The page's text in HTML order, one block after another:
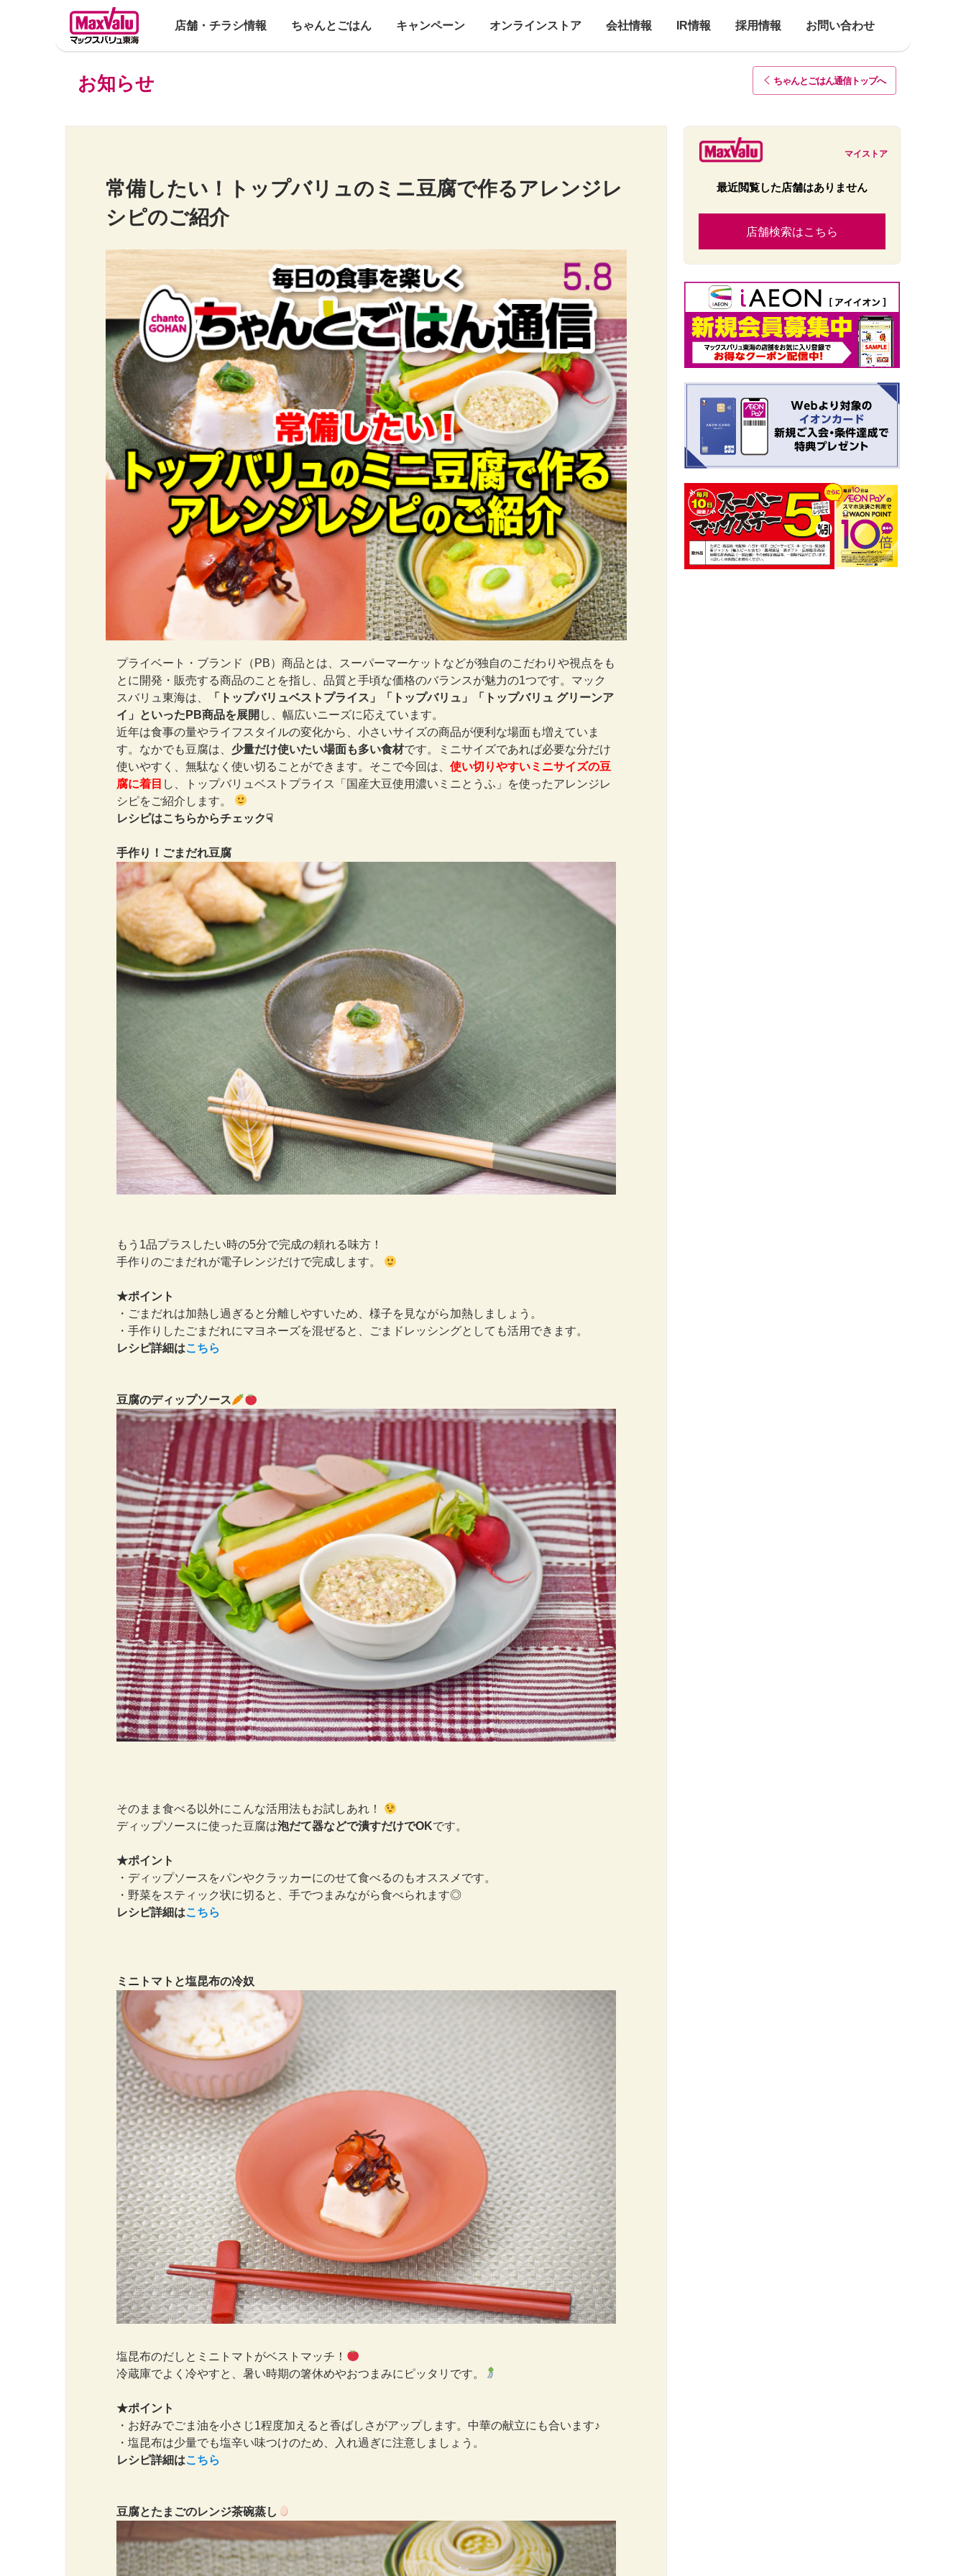
店舗・チラシ情報 ちゃんとごはん キャンペーン オンラインストア 会社情報 IR情報 採用情報 お問い合わせ
お知らせ ちゃんとごはん通信トップへ
常備したい！トップバリュのミニ豆腐で作るアレンジレ
シピのご紹介
プライベート・ブランド（PB）商品とは、スーパーマーケットなどが独自のこだわりや視点をも
とに開発・販売する商品のことを指し、品質と手頃な価格のバランスが魅力の1つです。マック
スバリュ東海は、
「トップバリュベストプライス」「トップバリュ」「トップバリュ グリーンア
イ」といったPB商品を展開 し、幅広いニーズに応えています。
近年は食事の量やライフスタイルの変化から、小さいサイズの商品が便利な場面も増えていま
す。なかでも豆腐は、 少量だけ使いたい場面も多い食材です。ミニサイズであれば必要な分だけ
使いやすく、無駄なく使い切ることができます。そこで今回は、 使い切りやすいミニサイズの豆
腐に着目 し、トップバリュベストプライス「国産大豆使用濃いミニとうふ」を使ったアレンジレ
シピをご紹介します。
レシピはこちらからチェック☟
手作り！ごまだれ豆腐
もう1品プラスしたい時の5分で完成の頼れる味方！
手作りのごまだれが電子レンジだけで完成します。
★ポイント
・ごまだれは加熱し過ぎると分離しやすいため、様子を見ながら加熱しましょう。
・手作りしたごまだれにマヨネーズを混ぜると、ごまドレッシングとしても活用できます。
レシピ詳細はこちら
豆腐のディップソース
そのまま食べる以外にこんな活用法もお試しあれ！
ディップソースに使った豆腐は泡だて器などで潰すだけでOKです。
★ポイント
・ディップソースをパンやクラッカーにのせて食べるのもオススメです。
・野菜をスティック状に切ると、手でつまみながら食べられます◎
レシピ詳細はこちら
ミニトマトと塩昆布の冷奴
塩昆布のだしとミニトマトがベストマッチ！
冷蔵庫でよく冷やすと、暑い時期の箸休めやおつまみにピッタリです。
★ポイント
・お好みでごま油を小さじ1程度加えると香ばしさがアップします。中華の献立にも合います♪
・塩昆布は少量でも塩辛い味つけのため、入れ過ぎに注意しましょう。
レシピ詳細はこちら
豆腐とたまごのレンジ茶碗蒸し
マイストア
最近閲覧した店舗はありません
店舗検索はこちら